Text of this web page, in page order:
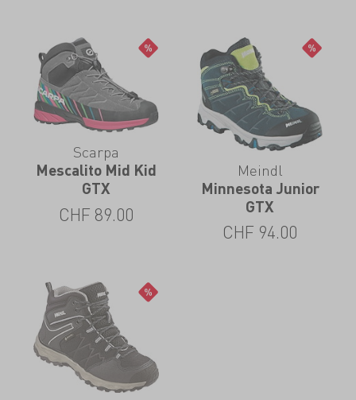
Scarpa
Mescalito Mid Kid
GTX
CHF 89.00
Meindl
Minnesota Junior
GTX
CHF 94.00